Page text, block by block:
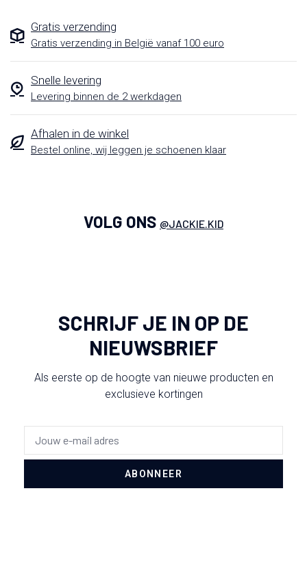
Gratis verzending
Gratis verzending in België vanaf 100 euro
Snelle levering
Levering binnen de 2 werkdagen
Afhalen in de winkel
Bestel online, wij leggen je schoenen klaar
VOLG ONS @JACKIE.KID
SCHRIJF JE IN OP DE
NIEUWSBRIEF
Als eerste op de hoogte van nieuwe producten en
exclusieve kortingen
ABONNEER